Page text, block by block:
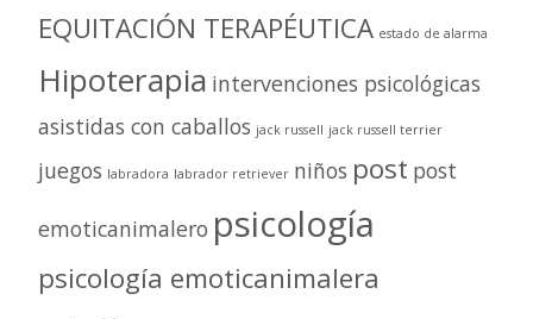
EQUITACIÓN TERAPÉUTICA estado de alarma
Hipoterapia intervenciones psicológicas
asistidas con caballos jack russell jack russell terrier
juegos labradora labrador retriever niños post post
emoticanimalero psicología
psicología emoticanimalera